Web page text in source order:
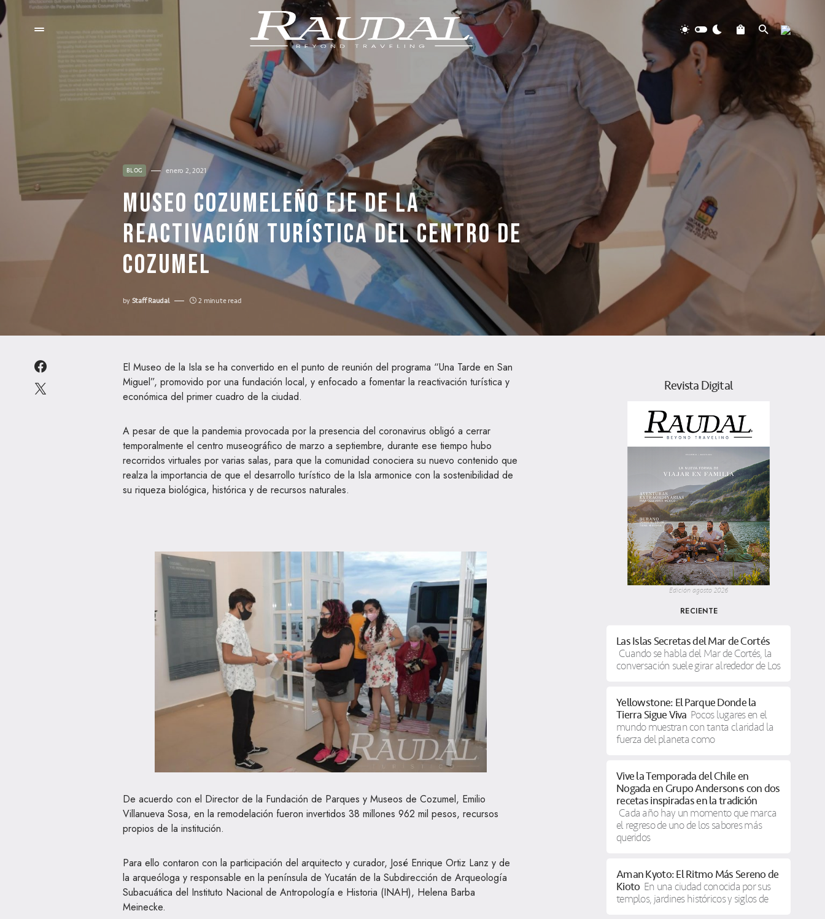
BLOG enero 2, 2021
MUSEO COZUMELEÑO EJE DE LA
REACTIVACIÓN TURÍSTICA DEL CENTRO DE
COZUMEL
byStaff Raudal 2 minute read
El Museo de la Isla se ha convertido en el punto de reunión del programa “Una Tarde en San
Miguel”, promovido por una fundación local, y enfocado a fomentar la reactivación turística y
económica del primer cuadro de la ciudad.
A pesar de que la pandemia provocada por la presencia del coronavirus obligó a cerrar
temporalmente el centro museográfico de marzo a septiembre, durante ese tiempo hubo
recorridos virtuales por varias salas, para que la comunidad conociera su nuevo contenido que
realza la importancia de que el desarrollo turístico de la Isla armonice con la sostenibilidad de
su riqueza biológica, histórica y de recursos naturales.
De acuerdo con el Director de la Fundación de Parques y Museos de Cozumel, Emilio
Villanueva Sosa, en la remodelación fueron invertidos 38 millones 962 mil pesos, recursos
propios de la institución.
Para ello contaron con la participación del arquitecto y curador, José Enrique Ortiz Lanz y de
la arqueóloga y responsable en la península de Yucatán de la Subdirección de Arqueología
Subacuática del Instituto Nacional de Antropología e Historia (INAH), Helena Barba
Meinecke.
Revista Digital
Edición agosto 2026
RECIENTE
Las Islas Secretas del Mar de Cortés
Cuando se habla del Mar de Cortés, la
conversación suele girar alrededor de Los
Yellowstone: El Parque Donde la
Tierra Sigue Viva Pocos lugares en el
mundo muestran con tanta claridad la
fuerza del planeta como
Vive la Temporada del Chile en
Nogada en Grupo Anderson’s con dos
recetas inspiradas en la tradición
Cada año hay un momento que marca
el regreso de uno de los sabores más
queridos
Aman Kyoto: El Ritmo Más Sereno de
Kioto En una ciudad conocida por sus
templos, jardines históricos y siglos de